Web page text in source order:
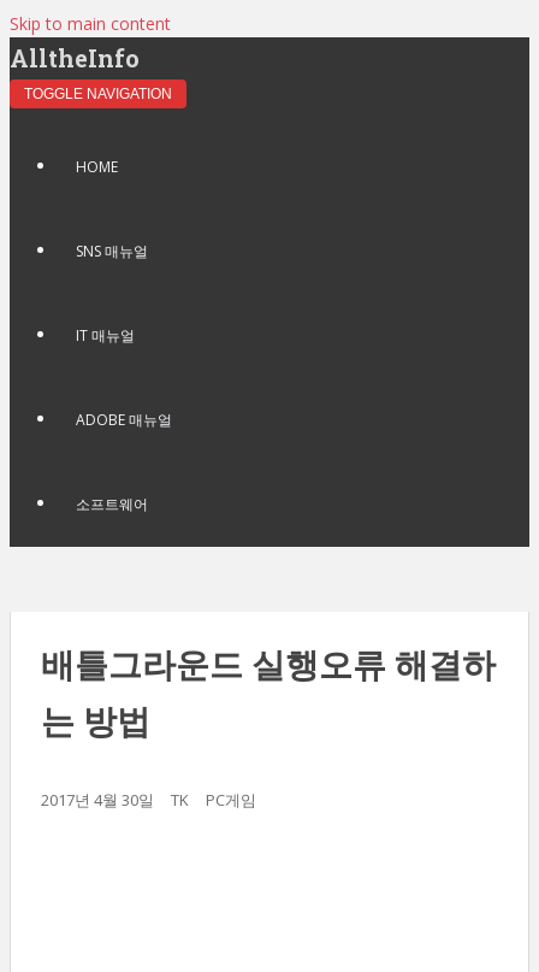
Skip to main content
AlltheInfo
TOGGLE NAVIGATION
HOME
SNS 매뉴얼
IT 매뉴얼
ADOBE 매뉴얼
소프트웨어
배틀그라운드 실행오류 해결하
는 방법
2017년 4월 30일 TK PC게임